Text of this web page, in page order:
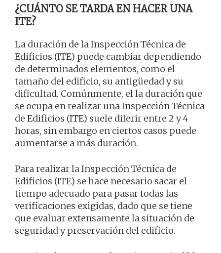
¿CUÁNTO SE TARDA EN HACER UNA
ITE?
La duración de la Inspección Técnica de
Edificios (ITE) puede cambiar dependiendo
de determinados elementos, como el
tamaño del edificio, su antigüedad y su
dificultad. Comúnmente, el la duración que
se ocupa en realizar una Inspección Técnica
de Edificios (ITE) suele diferir entre 2 y 4
horas, sin embargo en ciertos casos puede
aumentarse a más duración.
Para realizar la Inspección Técnica de
Edificios (ITE) se hace necesario sacar el
tiempo adecuado para pasar todas las
verificaciones exigidas, dado que se tiene
que evaluar extensamente la situación de
seguridad y preservación del edificio.